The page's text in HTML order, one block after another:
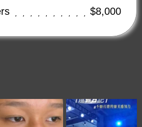
$8,000